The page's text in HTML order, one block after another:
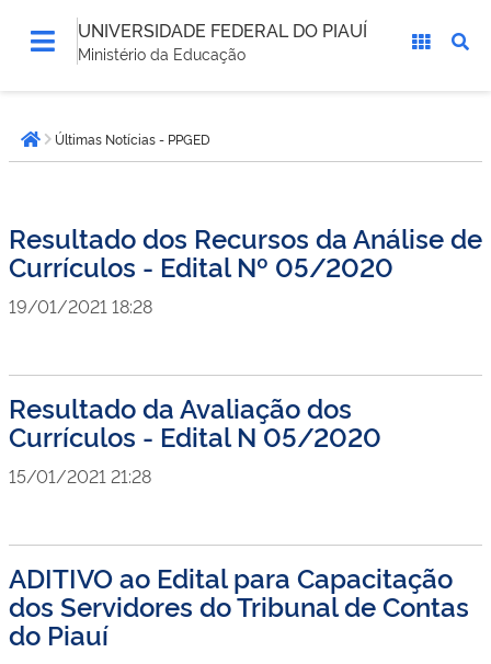
UNIVERSIDADE FEDERAL DO PIAUÍ
Ministério da Educação
está
aqui:Página inicial
Últimas Notícias - PPGED
Resultado dos Recursos da Análise de
Currículos - Edital Nº 05/2020
19/01/2021 18:28
Resultado da Avaliação dos
Currículos - Edital N 05/2020
15/01/2021 21:28
ADITIVO ao Edital para Capacitação
dos Servidores do Tribunal de Contas
do Piauí